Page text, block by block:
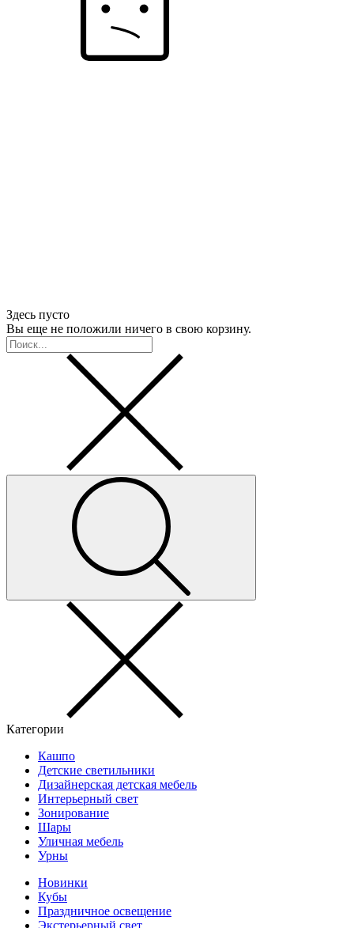
Здесь пусто
Вы еще не положили ничего в свою корзину.
Категории
Кашпо
Детские светильники
Дизайнерская детская мебель
Интерьерный свет
Зонирование
Шары
Уличная мебель
Урны
Новинки
Кубы
Праздничное освещение
Экстерьерный свет